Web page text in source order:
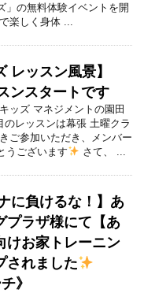
」の無料体験イベントを開
楽しく身体 ...
レッスン風景】
ンスタートです
ッズ マネジメントの園田
のレッスンは幕張 土曜クラ
ご参加いただき、メンバー
うございます
さて、 ...
に負けるな！】あ
プラザ様にて【あ
けお家トレーニン
されました
》